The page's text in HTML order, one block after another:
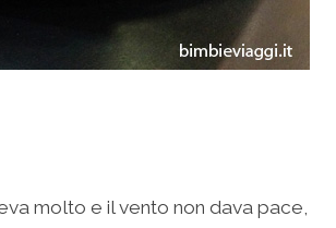
molto e il vento non dava pace,